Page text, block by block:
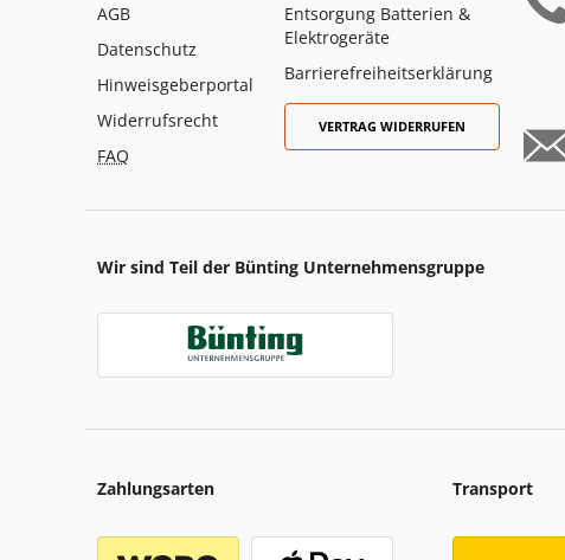
AGB
Datenschutz
Hinweisgeberportal
Widerrufsrecht
FAQ
Entsorgung Batterien &
Elektrogeräte
Barrierefreiheitserklärung
VERTRAG WIDERRUFEN
Wir sind Teil der Bünting Unternehmensgruppe
Zahlungsarten Transport